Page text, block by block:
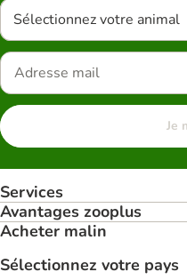
Sélectionnez votre animal
Je
Services
Avantages zooplus
Acheter malin
Sélectionnez votre pays